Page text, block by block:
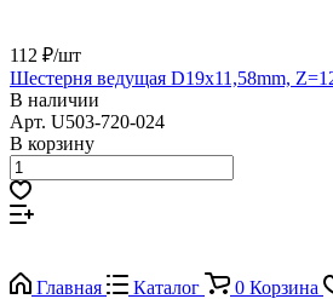
112 ₽/шт
Шестерня ведущая D19x11,58mm,
В наличии
Арт. U503-720-024
В корзину
Главная Каталог 0 Корзина